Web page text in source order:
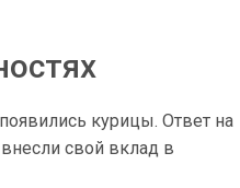
курицы. Ответ на
свой вклад в